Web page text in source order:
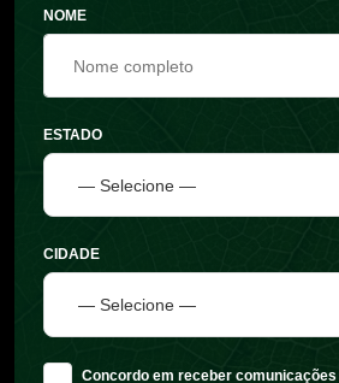
NOME
ESTADO
CIDADE
Concordo em receber